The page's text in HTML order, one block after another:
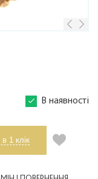
В наявності
1 клік